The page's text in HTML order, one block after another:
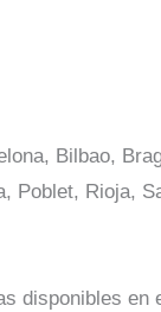
Bilbao,
Rioja,
disponibles en